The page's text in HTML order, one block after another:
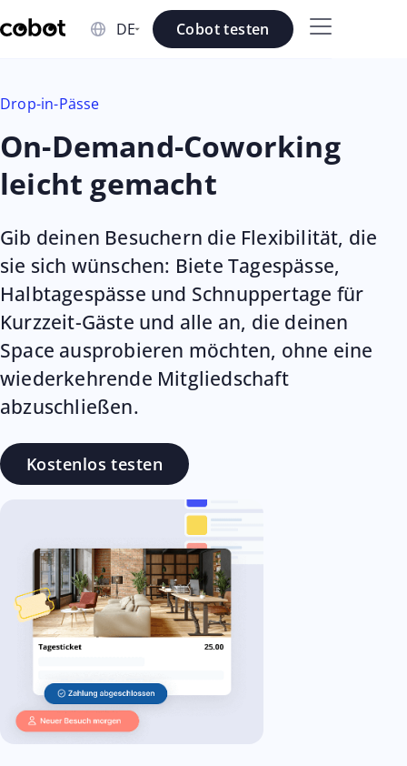
Skip to main content
Skip to footer
Cobot testen
Drop-in-Pässe
On-Demand-Coworking
leicht gemacht
Gib deinen Besuchern die Flexibilität, die
sie sich wünschen: Biete Tagespässe,
Halbtagespässe und Schnuppertage für
Kurzzeit-Gäste und alle an, die deinen
Space ausprobieren möchten, ohne eine
wiederkehrende Mitgliedschaft
abzuschließen.
Kostenlos testen